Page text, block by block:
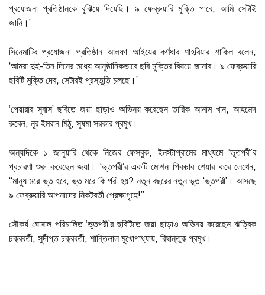
প্রযোজনা প্রতিষ্ঠানকে বুঝিয়ে দিয়েছি। ৯ ফেব্রুয়ারি মুক্তি পাবে, আমি সেটাই
জানি।’
সিনেমাটির প্রযোজনা প্রতিষ্ঠান আলফা আইয়ের কর্ণধার শাহরিয়ার শাকিল বলেন,
‘আমরা দুই-তিন দিনের মধ্যে আনুষ্ঠানিকভাবে ছবি মুক্তির বিষয়ে জানাব। ৯ ফেব্রুয়ারি
ছবিটি মুক্তি দেব, সেটারই প্রস্তুতি চলছে।’
‘পেয়ারার সুবাস’ ছবিতে জয়া ছাড়াও অভিনয় করেছেন তারিক আনাম খান, আহমেদ
রুবেল, নূর ইমরান মিঠু, সুষমা সরকার প্রমুখ।
অন্যদিকে ১ জানুয়ারি থেকে নিজের ফেসবুক, ইনস্টাগ্রামের মাধ্যমে ‘ভূতপরী’র
প্রচারণা শুরু করেছেন জয়া। ‘ভূতপরী’র একটি মোশন পিকচার শেয়ার করে লেখেন,
“মানুষ মরে ভূত হবে, ভূত মরে কি পরী হয়? নতুন বছরের নতুন ভূত ‘ভূতপরী’। আসছে
৯ ফেব্রুয়ারি আপনাদের নিকটবর্তী প্রেক্ষাগৃহে!”
সৌকর্য ঘোষাল পরিচালিত ‘ভূতপরী’র ছবিটিতে জয়া ছাড়াও অভিনয় করেছেন ঋত্বিক
চক্রবর্তী, সুদীপ্ত চক্রবর্তী, শান্তিলাল মুখোপাধ্যায়, বিষান্তুক প্রমুখ।